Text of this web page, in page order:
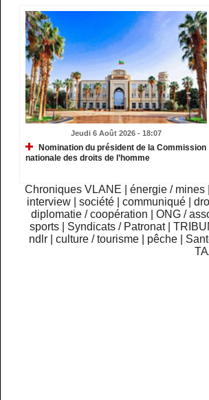
Jeudi 6 Août 2026 - 18:07
Nomination du président de la Commission
nationale des droits de l’homme
Chroniques VLANE énergie / mines
interview
|société |communiqué |
diplomatie / coopération
ONG /
sports
Syndicats / Patronat
ndlr
|culture / tourisme pêche